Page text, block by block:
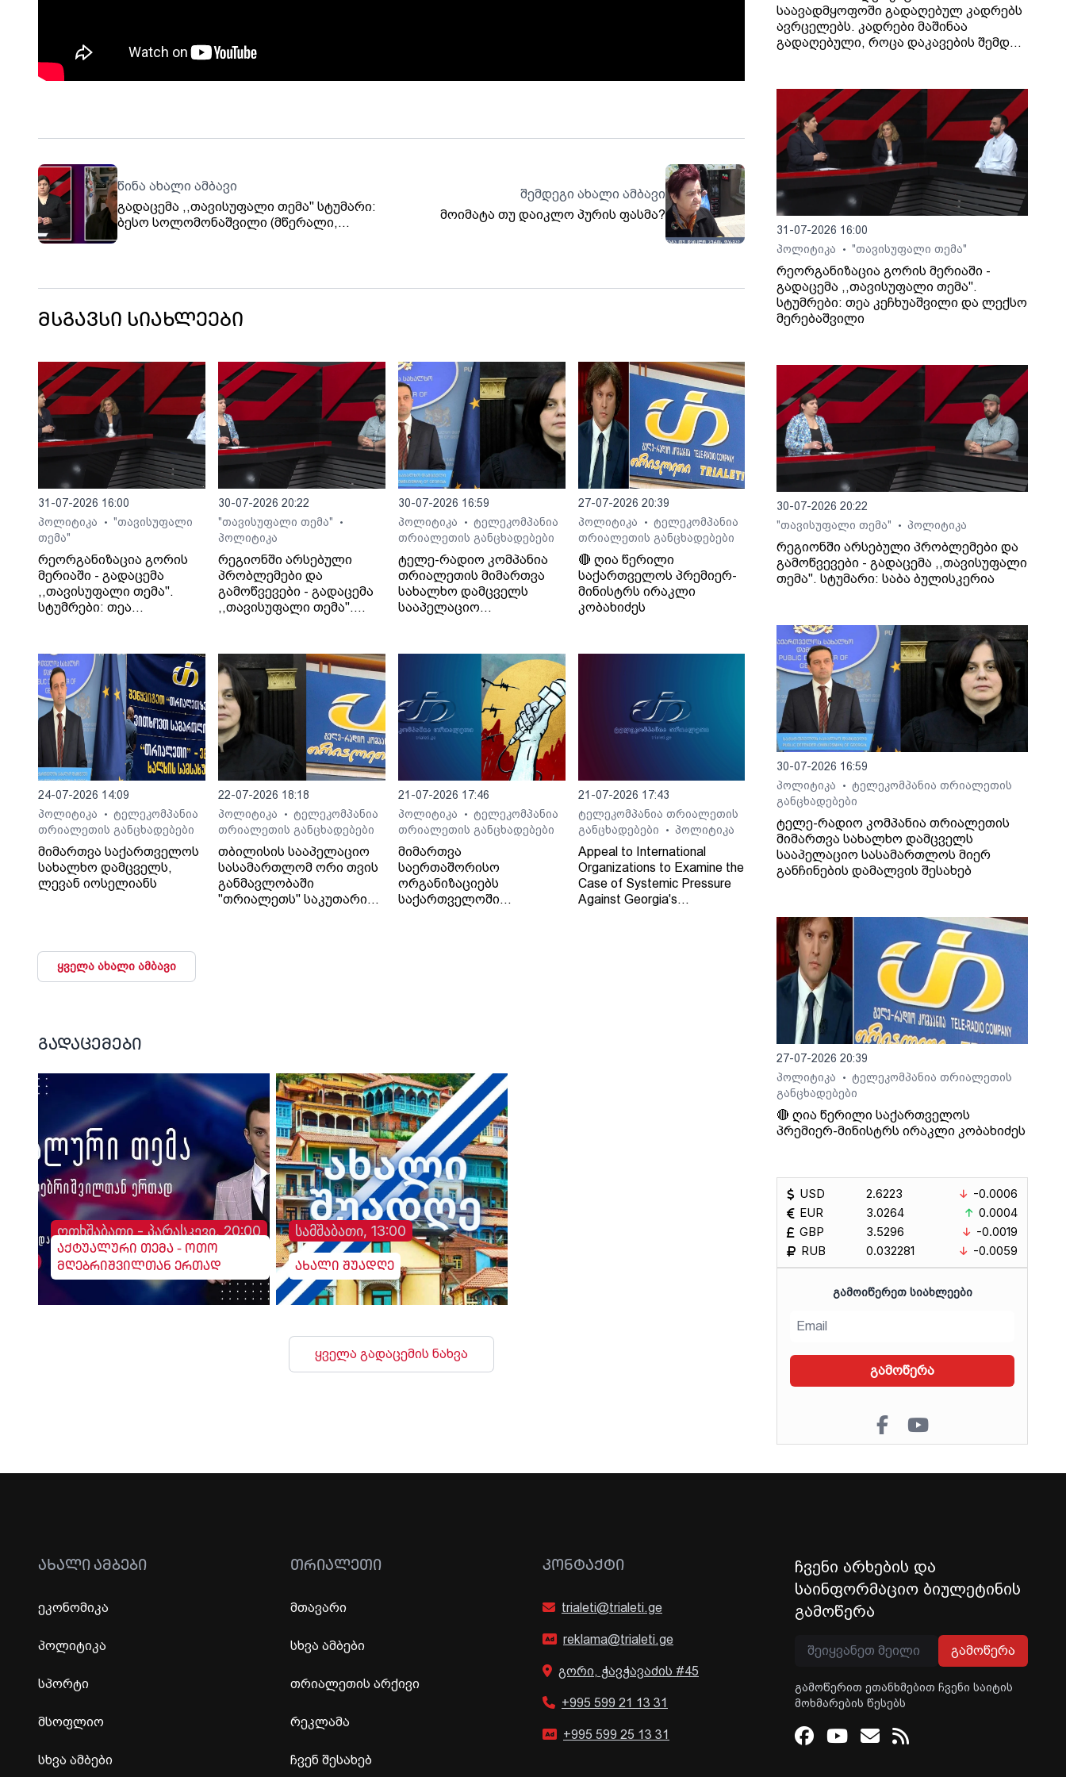
წინა ახალი ამბავი
გადაცემა ,,თავისუფალი თემა" სტუმარი:
ბესო სოლომონაშვილი (მწერალი,
შემდეგი ახალი ამბავი
მოიმატა თუ დაიკლო პურის ფასმა?
მსგავსი სიახლეები
31-07-2026 16:00
პოლიტიკა
• "თავისუფალი
თემა"
რეორგანიზაცია გორის
მერიაში - გადაცემა
,,თავისუფალი თემა".
სტუმრები: თეა
30-07-2026 20:22
"თავისუფალი თემა"
•
პოლიტიკა
რეგიონში არსებული
პრობლემები და
გამოწვევები - გადაცემა
,,თავისუფალი თემა".
30-07-2026 16:59
პოლიტიკა
• ტელეკომპანია
თრიალეთის განცხადებები
ტელე-რადიო კომპანია
თრიალეთის მიმართვა
სახალხო დამცველს
სააპელაციო
შესახებ
27-07-2026 20:39
პოლიტიკა
• ტელეკომპანია
თრიალეთის განცხადებები
🔴 ღია წერილი
საქართველოს პრემიერ-
მინისტრს ირაკლი
კობახიძეს
24-07-2026 14:09
პოლიტიკა
• ტელეკომპანია
თრიალეთის განცხადებები
მიმართვა საქართველოს
სახალხო დამცველს,
ლევან იოსელიანს
22-07-2026 18:18
პოლიტიკა
• ტელეკომპანია
თრიალეთის განცხადებები
თბილისის სააპელაციო
სასამართლომ ორი თვის
განმავლობაში
"თრიალეთს" საკუთარი
21-07-2026 17:46
პოლიტიკა
• ტელეკომპანია
თრიალეთის განცხადებები
მიმართვა
საერთაშორისო
ორგანიზაციებს
საქართველოში
21-07-2026 17:43
ტელეკომპანია თრიალეთის
განცხადებები
• პოლიტიკა
Appeal to International
Organizations to Examine the
Case of Systemic Pressure
Against Georgia's
ყველა ახალი ამბავი
გადაცემები
ოთხშაბათი - პარასკევი, 20:00
აქტუალური თემა - ოთო
მღებრიშვილთან ერთად
სამშაბათი, 13:00
ახალი შუადღე
ყველა გადაცემის ნახვა
საავადმყოფოში გადაღებულ კადრებს
ავრცელებს. კადრები მაშინაა
გადაღებული, როცა დაკავების შემდეგ
31-07-2026 16:00
პოლიტიკა
• "თავისუფალი თემა"
რეორგანიზაცია გორის მერიაში -
გადაცემა ,,თავისუფალი თემა".
სტუმრები: თეა კეჩხუაშვილი და ლექსო
მერებაშვილი
30-07-2026 20:22
"თავისუფალი თემა"
• პოლიტიკა
რეგიონში არსებული პრობლემები და
გამოწვევები - გადაცემა ,,თავისუფალი
თემა". სტუმარი: საბა ბულისკერია
30-07-2026 16:59
პოლიტიკა
•
ტელეკომპანია თრიალეთის
განცხადებები
ტელე-რადიო კომპანია თრიალეთის
მიმართვა სახალხო დამცველს
სააპელაციო სასამართლოს მიერ
განჩინების დამალვის შესახებ
27-07-2026 20:39
პოლიტიკა
•
ტელეკომპანია თრიალეთის
განცხადებები
🔴 ღია წერილი საქართველოს
პრემიერ-მინისტრს ირაკლი კობახიძეს
USD
EUR
GBP
RUB
2.6223
3.0264
3.5296
0.032281
-0.0006
0.0004
-0.0019
-0.0059
ᲒᲐᲛᲝᲘᲬᲔᲠᲔᲗ ᲡᲘᲐᲮᲚᲔᲔᲑᲘ
გამოწერა
ᲐᲮᲐᲚᲘ ᲐᲛᲑᲔᲑᲘ
ეკონომიკა
პოლიტიკა
სპორტი
მსოფლიო
სხვა ამბები
ᲗᲠᲘᲐᲚᲔᲗᲘ
მთავარი
სხვა ამბები
თრიალეთის არქივი
რეკლამა
ჩვენ შესახებ
ᲙᲝᲜᲢᲐᲥᲢᲘ
trialeti@trialeti.ge
reklama@trialeti.ge
გორი, ჭავჭავაძის #45
+995 599 21 13 31
+995 599 25 13 31
ჩვენი არხების და
საინფორმაციო ბიულეტინის
გამოწერა
გამოწერა
გამოწერით ეთანხმებით ჩვენი საიტის
მოხმარების წესებს
Facebook
Youtube
Email
RSS